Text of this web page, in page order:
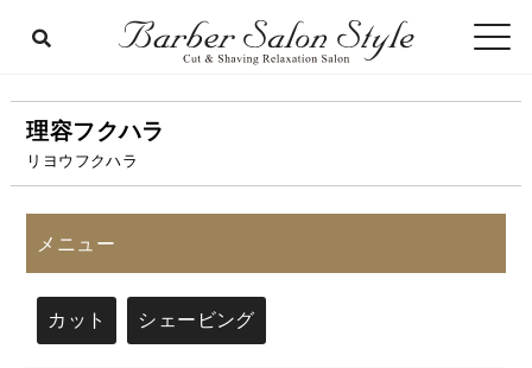
理容フクハラ
リヨウフクハラ
メニュー
カット シェービング